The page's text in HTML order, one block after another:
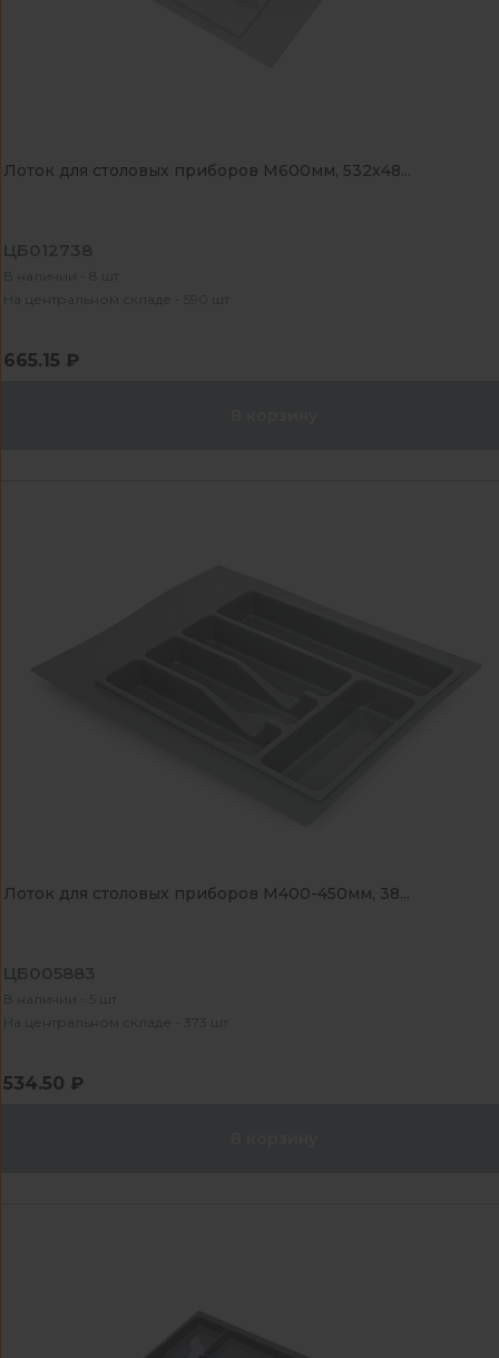
Лоток для столовых приборов М600мм, 532х48...
ЦБ012738
В наличии - 8 шт
На центральном складе - 590 шт
665.15 ₽
Лоток для столовых приборов М400-450мм, 38...
ЦБ005883
В наличии - 5 шт
На центральном складе - 373 шт
534.50 ₽